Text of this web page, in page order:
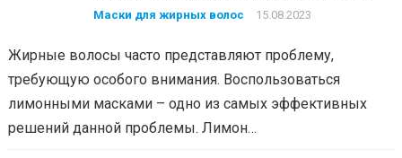
Маски для жирных волос 15.08.2023
Жирные волосы часто представляют проблему,
требующую особого внимания. Воспользоваться
лимонными масками – одно из самых эффективных
решений данной проблемы. Лимон…